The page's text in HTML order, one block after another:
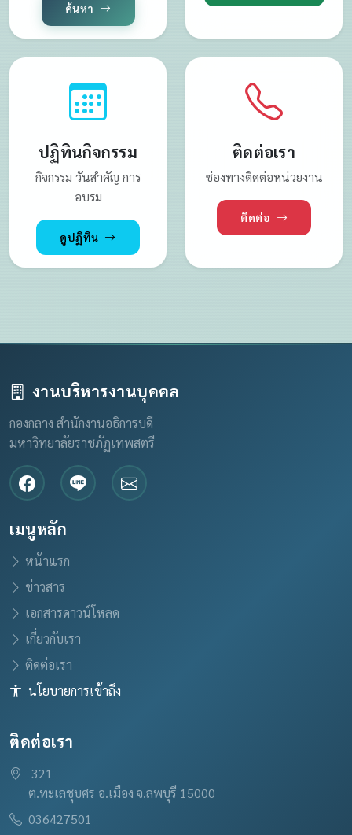
ค้นหา
ปฏิทินกิจกรรม
กิจกรรม วันสำคัญ การ
อบรม
ดูปฏิทิน
ติดต่อเรา
ช่องทางติดต่อหน่วยงาน
ติดต่อ
งานบริหารงานบุคคล
กองกลาง สำนักงานอธิการบดี
มหาวิทยาลัยราชภัฏเทพสตรี
เมนูหลัก
หน้าแรก
ข่าวสาร
เอกสารดาวน์โหลด
เกี่ยวกับเรา
ติดต่อเรา
นโยบายการเข้าถึง
ติดต่อเรา
321
ต.ทะเลชุบศร อ.เมือง จ.ลพบุรี 15000
036427501